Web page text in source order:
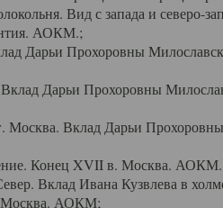
Вид с запада и северо-
АОКМ.;
Дарьи Прохоровны
Дарьи Прохоровны
Вклад Дарьи
Конец XVII в. Москва.
Вклад Ивана Кузвлева в
АОКМ;